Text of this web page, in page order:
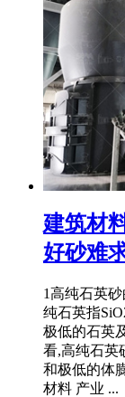
建筑材
好砂难
1高纯石英
纯石英指
极低的石英
看,高纯石英
和极低的体
材料 产业 ...